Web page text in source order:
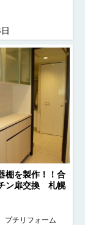
棚を製作！！合
ン扉交換 札幌
プチリフォーム